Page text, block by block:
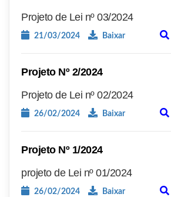
Projeto de Lei nº 03/2024
21/03/2024 Baixar
Projeto Nº 2/2024
Projeto de Lei nº 02/2024
26/02/2024 Baixar
Projeto Nº 1/2024
projeto de Lei nº 01/2024
26/02/2024 Baixar